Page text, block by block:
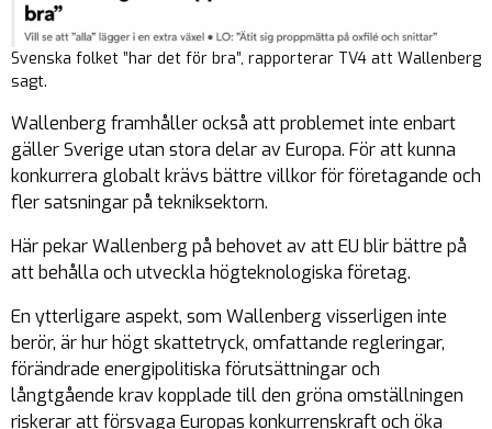
Svenska folket ”har det för bra”, rapporterar TV4 att Wallenberg
sagt.
Wallenberg framhåller också att problemet inte enbart
gäller Sverige utan stora delar av Europa. För att kunna
konkurrera globalt krävs bättre villkor för företagande och
fler satsningar på tekniksektorn.
Här pekar Wallenberg på behovet av att EU blir bättre på
att behålla och utveckla högteknologiska företag.
En ytterligare aspekt, som Wallenberg visserligen inte
berör, är hur högt skattetryck, omfattande regleringar,
förändrade energipolitiska förutsättningar och
långtgående krav kopplade till den gröna omställningen
riskerar att försvaga Europas konkurrenskraft och öka